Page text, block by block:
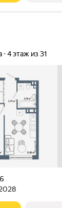
4 этаж из 31